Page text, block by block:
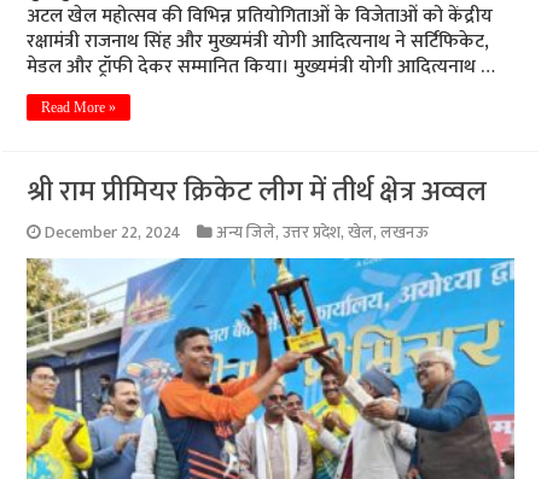
अटल खेल महोत्सव की विभिन्न प्रतियोगिताओं के विजेताओं को केंद्रीय
रक्षामंत्री राजनाथ सिंह और मुख्यमंत्री योगी आदित्यनाथ ने सर्टिफिकेट,
मेडल और ट्रॉफी देकर सम्मानित किया। मुख्यमंत्री योगी आदित्यनाथ …
Read More »
श्री राम प्रीमियर क्रिकेट लीग में तीर्थ क्षेत्र अव्वल
December 22, 2024 अन्य जिले,उत्तर प्रदेश,खेल,लखनऊ